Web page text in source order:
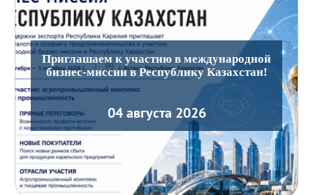
Приглашаем к участию в международной
бизнес-миссии в Республику Казахстан!
04 августа 2026